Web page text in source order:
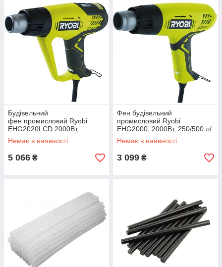
Будівельний
фен промисловий Ryobi
EHG2020LCD 2000Вт,
250/500л/хв, 50-650С, LCD,
0.8кг (Niz16147)
Немає в наявності
5 066 ₴
Фен будівельний
промисловий Ryobi
EHG2000, 2000Вт, 250/500 л/
хв, 400/600°С, 0.7кг
(Niz16146)
Немає в наявності
3 099 ₴